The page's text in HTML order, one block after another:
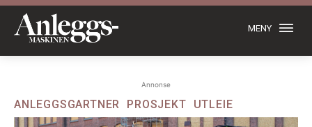
MENY
Annonse
ANLEGGSGARTNER PROSJEKT UTLEIE